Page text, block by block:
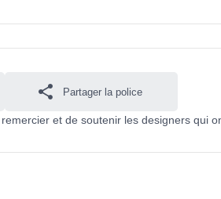
Partager la police
et de soutenir les designers qui